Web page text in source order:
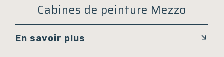
Cabines de peinture Mezzo
En savoir plus